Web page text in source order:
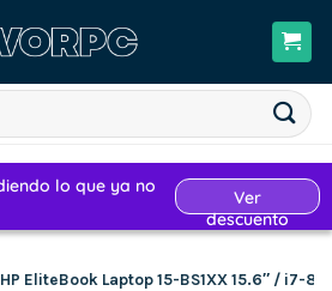
HP EliteBook Laptop 15-BS1XX 15.6″ / i7-